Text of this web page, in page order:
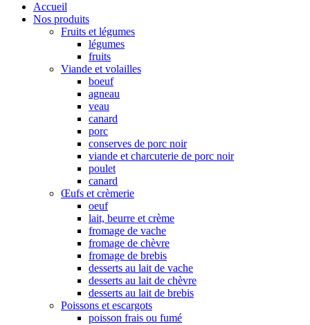
Accueil
Nos produits
Fruits et légumes
légumes
fruits
Viande et volailles
boeuf
agneau
veau
canard
porc
conserves de porc noir
viande et charcuterie de porc noir
poulet
canard
Œufs et crèmerie
oeuf
lait, beurre et crème
fromage de vache
fromage de chèvre
fromage de brebis
desserts au lait de vache
desserts au lait de chèvre
desserts au lait de brebis
Poissons et escargots
poisson frais ou fumé